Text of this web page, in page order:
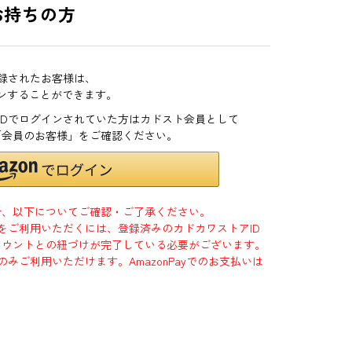
ちの方
れたお客様は、
ることができます。
でログインされていた方はカドスト会員として
員のお客様」をご確認ください。
下についてご確認・ご了承ください。
ご利用いただくには、登録済みのカドカワストアID
ントとの紐づけが完了している必要がございます。
みご利用いただけます。AmazonPayでのお支払いは